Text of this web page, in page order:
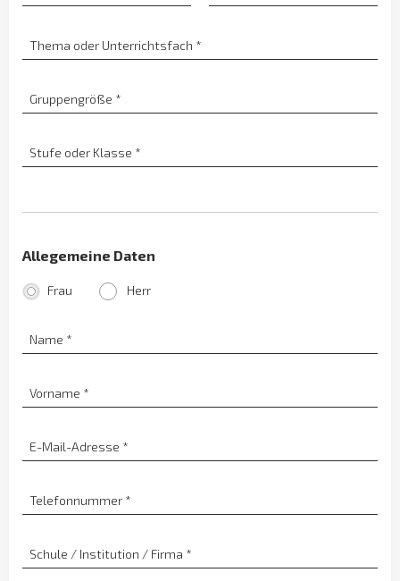
Thema oder Unterrichtsfach *
Gruppengröße *
Stufe oder Klasse *
Allegemeine Daten
Frau Herr
Name *
Vorname *
E-Mail-Adresse *
Telefonnummer *
Schule / Institution / Firma *